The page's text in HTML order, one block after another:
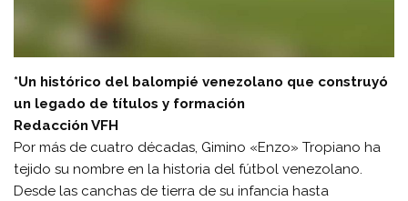
*Un histórico del balompié venezolano que construyó
un legado de títulos y formación
Redacción VFH
Por más de cuatro décadas, Gimino «Enzo» Tropiano ha
tejido su nombre en la historia del fútbol venezolano.
Desde las canchas de tierra de su infancia hasta